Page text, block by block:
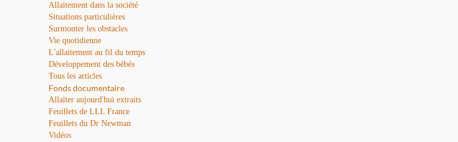
Allaitement dans la société
Situations particulières
Surmonter les obstacles
Vie quotidienne
L'allaitement au fil du temps
Développement des bébés
Tous les articles
Fonds documentaire
Allaiter aujourd'hui extraits
Feuillets de LLL France
Feuillets du Dr Newman
Vidéos